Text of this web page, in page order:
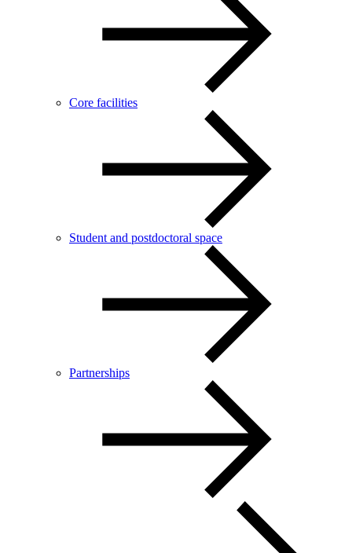
Core facilities
Student and postdoctoral space
Partnerships